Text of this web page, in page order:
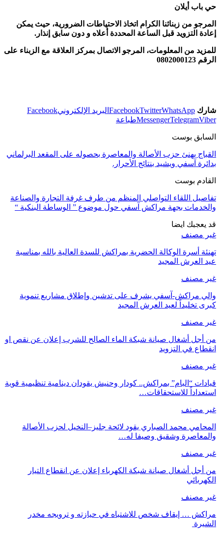
حي باب أيلان
المرجو من زبنائنا الكرام اتخاذ الاحتياطات الضرورية، حيث يمكن
إعادة التزويد قبل الساعة المحددة أعلاه و دون سابق إنذار.
للمزيد من المعلومات، المرجو الاتصال بمركز العلاقة مع الزبناء على
الرقم 0802000123
شارك FacebookTwitterWhatsApp البريد الإلكترونيFacebook
MessengerTelegramViber طباعة
السابق بوست
القباج يهنئ حزب الأصالة والمعاصرة بحصوله على المقعد البرلماني
بدائرة آسفي ويشيد بنتائج الأحرار.
القادم بوست
تفاصيل اللقاء التواصلي المنظم من طرف غرفة التجارة والصناعة
والخدمات بجهة مراكش آسفي حول موضوع ” الوساطة البنكية “
قد يعجبك ايضا
غير مصنف
تهنئة أسرة الوكالة الحضرية بمراكش للسدة العالية بالله بمناسبة
عيد العرش المجيد
غير مصنف
والي مراكش-آسفي يشرف على تدشين وإطلاق مشاريع تنموية
كبرى تخليداً لعيد العرش المجيد
غير مصنف
من أجل أشغال صيانة شبكة الماء الصالح للشرب إعلان عن نقص او
انقطاع في التزويد
غير مصنف
قيادات “البام” بمراكش.. كودار وحنيش يقودان دينامية تنظيمية قوية
استعداداً للاستحقاقات…
غير مصنف
المحامي محمد الصباري يقود لائحة جليز–النخيل لحزب الأصالة
والمعاصرة وشقيق وصيفا له…
غير مصنف
من أجل أشغال صيانة شبكة الكهرباء إعلان عن انقطاع التيار
الكهربائي
غير مصنف
مراكش … إيقاف شخص للاشتباه في حيازته و ترويجه مخدر
الشيرة